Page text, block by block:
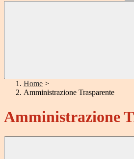
Home >
Amministrazione Trasparente
Amministrazione